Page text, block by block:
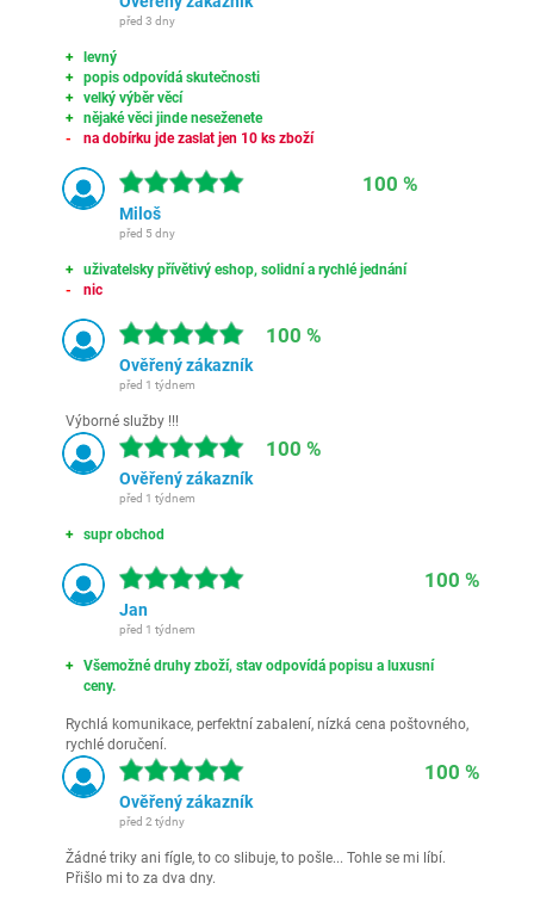
před 3 dny
levný
popis odpovídá skutečnosti
velký výběr věcí
nějaké věci jinde neseženete
na dobírku jde zaslat jen 10 ks zboží
100 %
Miloš
před 5 dny
uživatelsky přívětivý eshop, solidní a rychlé jednání
nic
100 %
Ověřený zákazník
před 1 týdnem
Výborné služby !!!
100 %
Ověřený zákazník
před 1 týdnem
supr obchod
100 %
Jan
před 1 týdnem
Všemožné druhy zboží, stav odpovídá popisu a luxusní
ceny.
Rychlá komunikace, perfektní zabalení, nízká cena poštovného,
rychlé doručení.
100 %
Ověřený zákazník
před 2 týdny
Žádné triky ani fígle, to co slibuje, to pošle... Tohle se mi líbí.
Přišlo mi to za dva dny.